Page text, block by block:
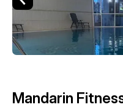
13 types of classes
Mandarin